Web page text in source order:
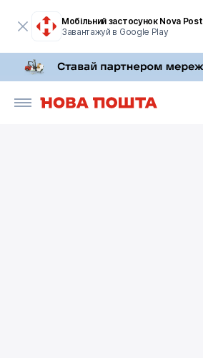
Мобільний застосунок Nova Post
Завантажуй в Google Play